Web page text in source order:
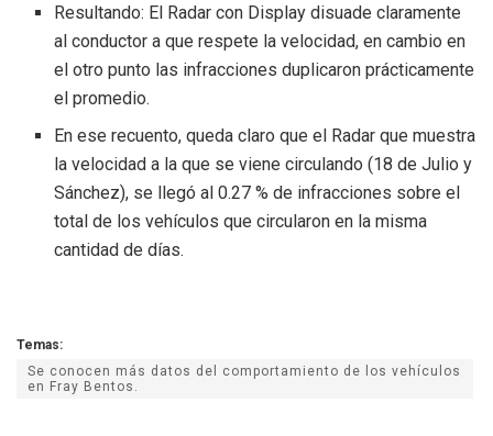
Resultando: El Radar con Display disuade claramente
al conductor a que respete la velocidad, en cambio en
el otro punto las infracciones duplicaron prácticamente
el promedio.
En ese recuento, queda claro que el Radar que muestra
la velocidad a la que se viene circulando (18 de Julio y
Sánchez), se llegó al 0.27 % de infracciones sobre el
total de los vehículos que circularon en la misma
cantidad de días.
Temas:
Se conocen más datos del comportamiento de los vehículos
en Fray Bentos.